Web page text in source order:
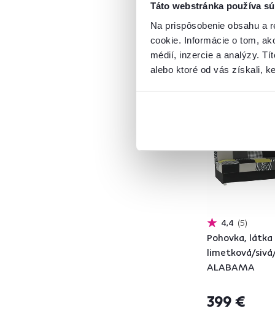
Táto webstránka používa
Na prispôsobenie obsahu a
cookie. Informácie o tom,
médií, inzercie a analýzy.
alebo ktoré od vás získali,
4
Zadarmo
4,4 5
Pohovka, látka
limetková/
ALABAMA
399 €